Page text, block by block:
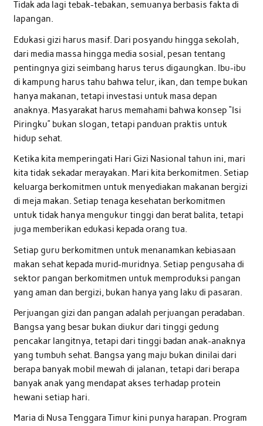
Tidak ada lagi tebak-tebakan, semuanya berbasis fakta di
lapangan.
Edukasi gizi harus masif. Dari posyandu hingga sekolah,
dari media massa hingga media sosial, pesan tentang
pentingnya gizi seimbang harus terus digaungkan. Ibu-ibu
di kampung harus tahu bahwa telur, ikan, dan tempe bukan
hanya makanan, tetapi investasi untuk masa depan
anaknya. Masyarakat harus memahami bahwa konsep “Isi
Piringku” bukan slogan, tetapi panduan praktis untuk
hidup sehat.
Ketika kita memperingati Hari Gizi Nasional tahun ini, mari
kita tidak sekadar merayakan. Mari kita berkomitmen. Setiap
keluarga berkomitmen untuk menyediakan makanan bergizi
di meja makan. Setiap tenaga kesehatan berkomitmen
untuk tidak hanya mengukur tinggi dan berat balita, tetapi
juga memberikan edukasi kepada orang tua.
Setiap guru berkomitmen untuk menanamkan kebiasaan
makan sehat kepada murid-muridnya. Setiap pengusaha di
sektor pangan berkomitmen untuk memproduksi pangan
yang aman dan bergizi, bukan hanya yang laku di pasaran.
Perjuangan gizi dan pangan adalah perjuangan peradaban.
Bangsa yang besar bukan diukur dari tinggi gedung
pencakar langitnya, tetapi dari tinggi badan anak-anaknya
yang tumbuh sehat. Bangsa yang maju bukan dinilai dari
berapa banyak mobil mewah di jalanan, tetapi dari berapa
banyak anak yang mendapat akses terhadap protein
hewani setiap hari.
Maria di Nusa Tenggara Timur kini punya harapan. Program